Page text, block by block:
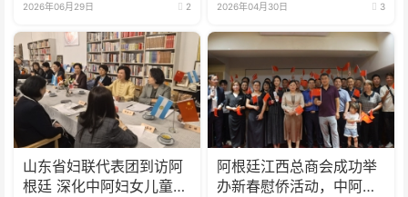
2026年06月29日 2
满举办
2026年04月30日 3
山东省妇联代表团到访阿
根廷 深化中阿妇女儿童交
阿根廷江西总商会成功举
办新春慰侨活动，中阿合